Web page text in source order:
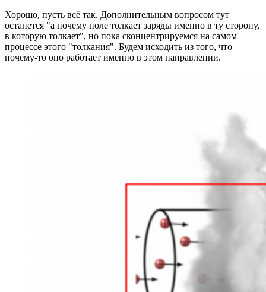
Хорошо, пусть всё так. Дополнительным вопросом тут
останется "а почему поле толкает заряды именно в ту сторону,
в которую толкает", но пока сконцентрируемся на самом
процессе этого "толкания". Будем исходить из того, что
почему-то оно работает именно в этом направлении.